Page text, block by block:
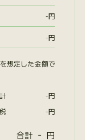
-円
-円
想定した金額で
-円
-円
合計 - 円